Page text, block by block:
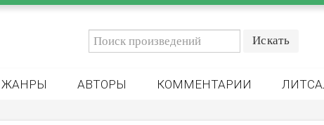
ЖАНРЫ АВТОРЫ КОММЕНТАРИИ